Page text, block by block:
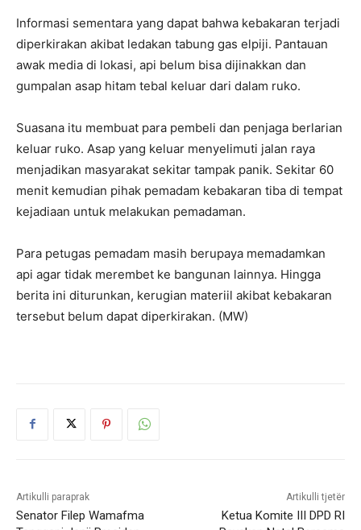
Informasi sementara yang dapat bahwa kebakaran terjadi
diperkirakan akibat ledakan tabung gas elpiji. Pantauan
awak media di lokasi, api belum bisa dijinakkan dan
gumpalan asap hitam tebal keluar dari dalam ruko.
Suasana itu membuat para pembeli dan penjaga berlarian
keluar ruko. Asap yang keluar menyelimuti jalan raya
menjadikan masyarakat sekitar tampak panik. Sekitar 60
menit kemudian pihak pemadam kebakaran tiba di tempat
kejadiaan untuk melakukan pemadaman.
Para petugas pemadam masih berupaya memadamkan
api agar tidak merembet ke bangunan lainnya. Hingga
berita ini diturunkan, kerugian materiil akibat kebakaran
tersebut belum dapat diperkirakan. (MW)
Artikulli paraprak
Senator Filep Wamafma
Artikulli tjetër
Ketua Komite III DPD RI